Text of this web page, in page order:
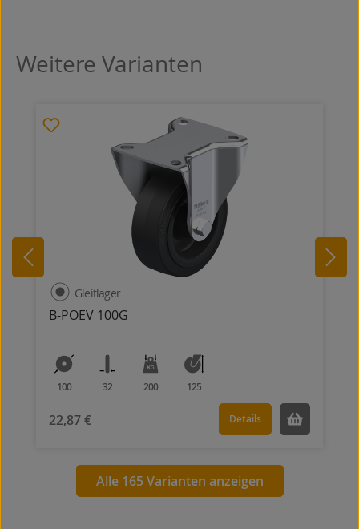
Produktgalerie überspringen
Weitere Varianten
B-POEV 100G
Gleitlager
100 32 200 125
22,87 € Details
Alle 165 Varianten anzeigen